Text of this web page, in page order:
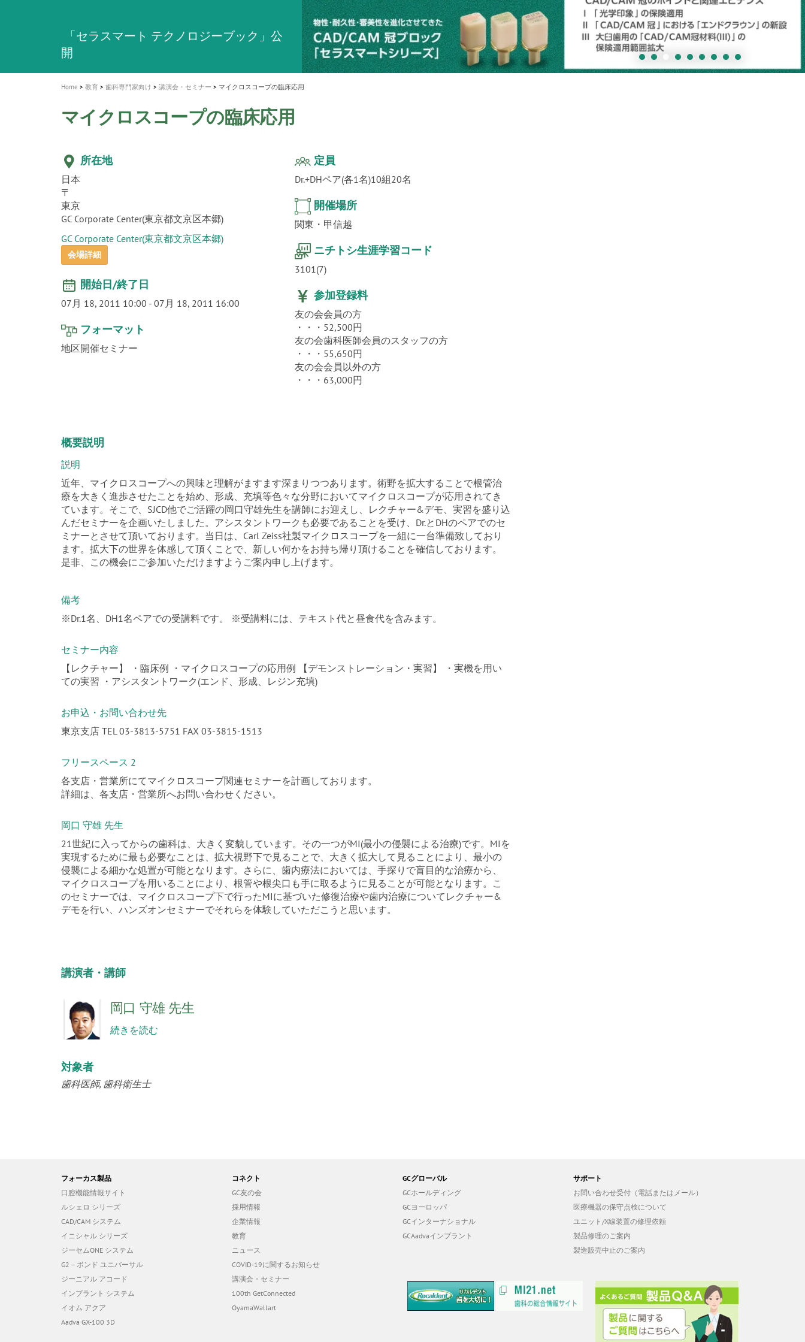
o
n
A healthy smile greatly contributes to your
quality of life
新発売 エバーエックス フロー
製品の詳細情報はこちら
「セラスマート テクノロジーブック」公
開
「イニシャル LiSi（リジ）ブロック テクノ
ロジーブック」公開
歯を内部まで白くする
医療ホワイトニング ティオン®
新製品 イオム ナゴミ for DH
専用サイトはこちら
新製品バキュクレーブ 118 / 318 Prime
製品の詳細情報はこちら
インプラント Aadva®
ショートインプラント新発売
GCグループ企業
Home 教育 歯科専門家向け 講演会・セミナー マイクロスコープの臨床応用
マイクロスコープの臨床応用
所在地
日本
〒
東京
GC Corporate Center(東京都文京区本郷)
GC Corporate Center(東京都文京区本郷)
会場詳細
開始日/終了日
07月 18, 2011 10:00 - 07月 18, 2011 16:00
フォーマット
地区開催セミナー
定員
Dr.+DHペア(各1名)10組20名
開催場所
関東・甲信越
ニチトシ生涯学習コード
3101(7)
参加登録料
友の会会員の方
・・・52,500円
友の会歯科医師会員のスタッフの方
・・・55,650円
友の会会員以外の方
・・・63,000円
概要説明
説明
近年、マイクロスコープへの興味と理解がますます深まりつつあります。術野を拡大することで根管治
療を大きく進歩させたことを始め、形成、充填等色々な分野においてマイクロスコープが応用されてき
ています。そこで、SJCD他でご活躍の岡口守雄先生を講師にお迎えし、レクチャー&デモ、実習を盛り込
んだセミナーを企画いたしました。アシスタントワークも必要であることを受け、Dr.とDHのペアでのセ
ミナーとさせて頂いております。当日は、Carl Zeiss社製マイクロスコープを一組に一台準備致しており
ます。拡大下の世界を体感して頂くことで、新しい何かをお持ち帰り頂けることを確信しております。
是非、この機会にご参加いただけますようご案内申し上げます。
備考
※Dr.1名、DH1名ペアでの受講料です。 ※受講料には、テキスト代と昼食代を含みます。
セミナー内容
【レクチャー】 ・臨床例 ・マイクロスコープの応用例 【デモンストレーション・実習】 ・実機を用い
ての実習 ・アシスタントワーク(エンド、形成、レジン充填)
お申込・お問い合わせ先
東京支店 TEL 03-3813-5751 FAX 03-3815-1513
フリースペース 2
各支店・営業所にてマイクロスコープ関連セミナーを計画しております。
詳細は、各支店・営業所へお問い合わせください。
岡口 守雄 先生
21世紀に入ってからの歯科は、大きく変貌しています。その一つがMI(最小の侵襲による治療)です。MIを
実現するために最も必要なことは、拡大視野下で見ることで、大きく拡大して見ることにより、最小の
侵襲による細かな処置が可能となります。さらに、歯内療法においては、手探りで盲目的な治療から、
マイクロスコープを用いることにより、根管や根尖口も手に取るように見ることが可能となります。こ
のセミナーでは、マイクロスコープ下で行ったMIに基づいた修復治療や歯内治療についてレクチャー&
デモを行い、ハンズオンセミナーでそれらを体験していただこうと思います。
講演者・講師
岡口 守雄 先生
続きを読む
対象者
歯科医師 歯科衛生士
フォーカス製品
口腔機能情報サイト
ルシェロ シリーズ
CAD/CAM システム
イニシャル シリーズ
ジーセムONE システム
G2－ボンド ユニバーサル
ジーニアル アコード
インプラント システム
イオム アクア
Aadva GX-100 3D
コネクト
GC友の会
採用情報
企業情報
教育
ニュース
COVID-19に関するお知らせ
講演会・セミナー
100th GetConnected
OyamaWallart
GCグローバル
GCホールディング
GCヨーロッパ
GCインターナショナル
GCAadvaインプラント
サポート
お問い合わせ受付（電話またはメール）
医療機器の保守点検について
ユニット/X線装置の修理依頼
製品修理のご案内
製造販売中止のご案内